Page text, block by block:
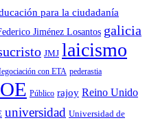
para la ciudadaní­a
Jiménez Losantos galicia
JMJ laicismo
con ETA pederastia
Público rajoy Reino Unido
universidad Universidad de